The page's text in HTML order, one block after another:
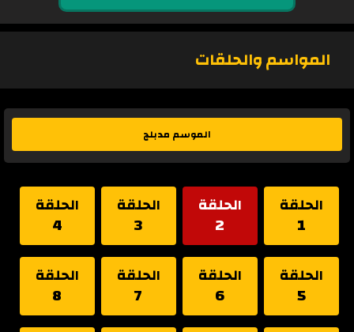
المواسم والحلقات
الموسم مدبلج
الحلقة
1
الحلقة
2
الحلقة
3
الحلقة
4
الحلقة
5
الحلقة
6
الحلقة
7
الحلقة
8